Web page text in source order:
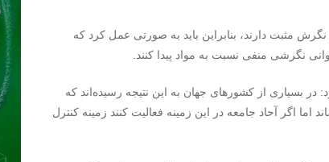
کشور به مواد نگرش مثبت دارند، بنابراین باید به صورتی عمل کرد که
نگرشی منفی نسبت به مواد پیدا کنند.
در بسیاری از کشورهای جهان به این نتیجه رسیده‌اند که
اگر آحاد جامعه در این زمینه فعالیت کنند زمینه‌ کنترل